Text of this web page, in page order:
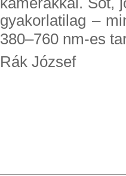
gyakorlatilag –
380–760 nm-es
Rák József